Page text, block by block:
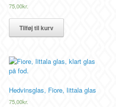
75,00kr.
Tilføj til kurv
Hedvinsglas, Fiore, Iittala glas
75,00kr.